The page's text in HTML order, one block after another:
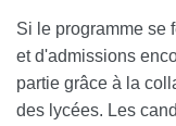
Si le programme se
et d'admissions
partie grâce à la
des lycées. Les